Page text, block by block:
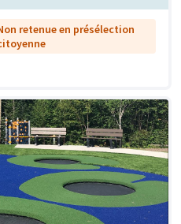
retenue en présélection